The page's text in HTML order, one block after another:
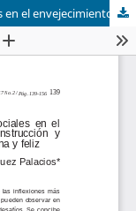
Retos y perspectivas de las ciencias sociales en el envejecimiento y la vejez: hacia la construcción y comprensión de la cultura de la vejez plena y feliz